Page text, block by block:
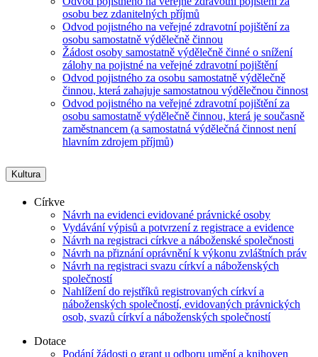
osobu bez zdanitelných příjmů
Odvod pojistného na veřejné zdravotní pojištění za
osobu samostatně výdělečně činnou
Žádost osoby samostatně výdělečně činné o snížení
zálohy na pojistné na veřejné zdravotní pojištění
Odvod pojistného za osobu samostatně výdělečně
činnou, která zahajuje samostatnou výdělečnou činnost
Odvod pojistného na veřejné zdravotní pojištění za
osobu samostatně výdělečně činnou, která je současně
zaměstnancem (a samostatná výdělečná činnost není
hlavním zdrojem příjmů)
Kultura
Církve
Návrh na evidenci evidované právnické osoby
Vydávání výpisů a potvrzení z registrace a evidence
Návrh na registraci církve a náboženské společnosti
Návrh na přiznání oprávnění k výkonu zvláštních práv
Návrh na registraci svazu církví a náboženských
společností
Nahlížení do rejstříků registrovaných církví a
náboženských společností, evidovaných právnických
osob, svazů církví a náboženských společností
Dotace
Podání žádosti o grant u odboru umění a knihoven